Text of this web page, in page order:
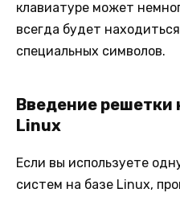
клавиатуре может
всегда будет
специальных символов.
Введение решетки
Linux
Если вы используете
систем на базе Linux,